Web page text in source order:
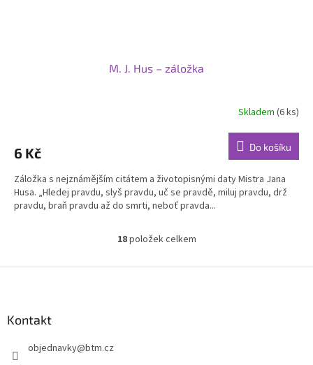
M. J. Hus – záložka
je
z
5
hvězdiček.
Skladem(6 ks)
6 Kč Do košíku
Záložka s nejznámějším citátem a životopisnými daty Mistra Jana
Husa. „Hledej pravdu, slyš pravdu, uč se pravdě, miluj pravdu, drž
pravdu, braň pravdu až do smrti, neboť pravda...
O
l
18položek celkem
Kontakt
objednavky@btm.cz